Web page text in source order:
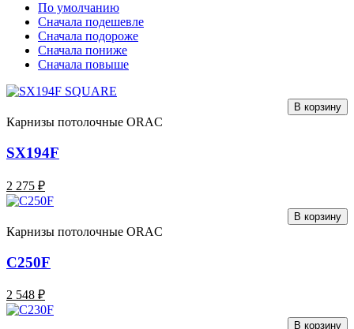
По умолчанию
Сначала подешевле
Сначала подороже
Сначала пониже
Сначала повыше
В корзину
Карнизы потолочные ORAC
SX194F
2 275 ₽
В корзину
Карнизы потолочные ORAC
C250F
2 548 ₽
В корзину